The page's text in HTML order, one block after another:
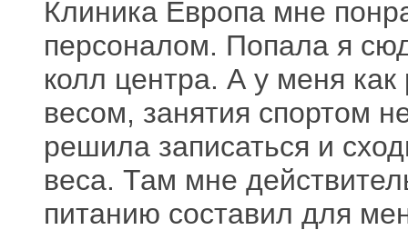
Клиника Европа мне
персоналом. Попала я
колл центра. А у меня
весом, занятия спортом
решила записаться и
веса. Там мне
питанию составил для